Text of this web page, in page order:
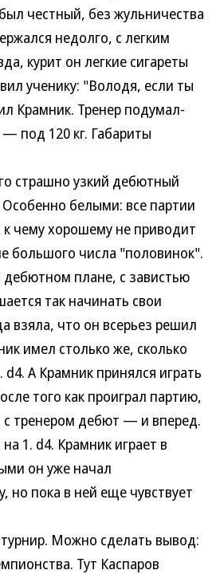
честный, без жульничества
недолго, с легким
курит он легкие сигареты
ученику: "Володя, если ты
Крамник. Тренер подумал-
под 120 кг. Габариты
страшно узкий дебютный
белыми: все партии
чему хорошему не приводит
большого числа "половинок".
плане, с завистью
так начинать свои
взяла, что он всерьез решил
имел столько же, сколько
А Крамник принялся играть
того как проиграл партию,
с тренером дебют — и вперед.
1. d4. Крамник играет в
он уже начал
но пока в ней еще чувствует
Можно сделать вывод:
Тут Каспаров